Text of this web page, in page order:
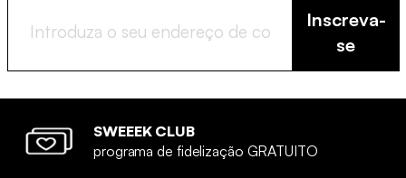
Inscreva-
se
SWEEEK CLUB
programa de fidelização GRATUITO